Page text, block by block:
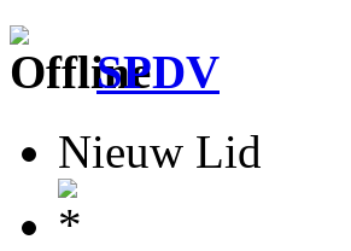
SPDV
Nieuw Lid